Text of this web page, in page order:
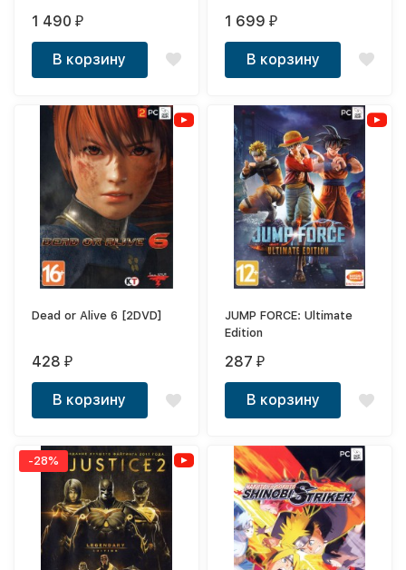
Fighting - DVD BOX +
флешка 64 ГБ
1 490₽
В корзину
Action / Fighting - DVD
BOX + флешка 128 ГБ
1 699₽
В корзину
Dead or Alive 6 [2DVD]
428₽
В корзину
JUMP FORCE: Ultimate
Edition
287₽
В корзину
-28%